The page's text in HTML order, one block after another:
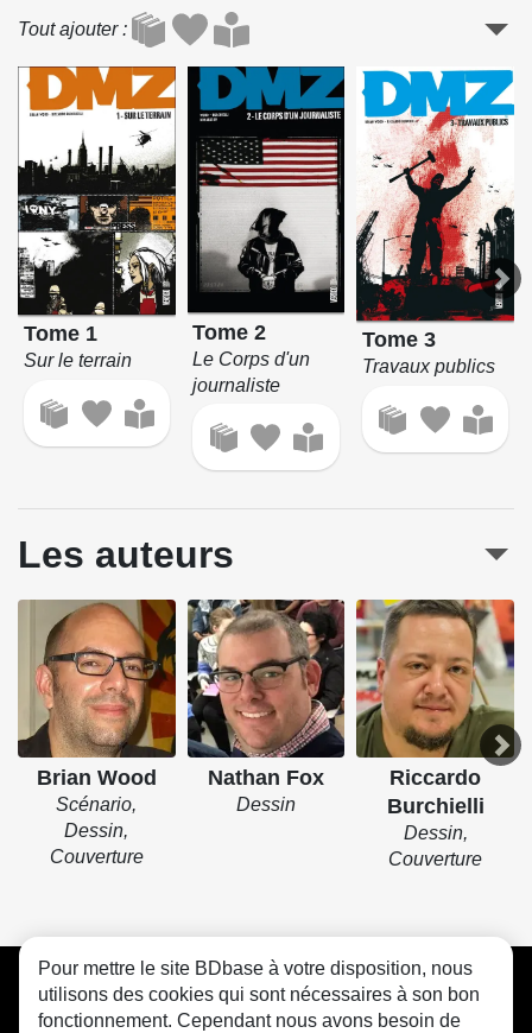
Tout ajouter
Tome 1
Sur le terrain
Tome 2
Le Corps d'un
journaliste
Tome 3
Travaux publics
Les auteurs
Brian Wood
Scénario,
Dessin,
Couverture
Nathan Fox
Dessin
Riccardo
Burchielli
Dessin,
Couverture
CGU FAQ Contact Cookies
Pour mettre le site BDbase à votre disposition, nous
utilisons des cookies qui sont nécessaires à son bon
fonctionnement. Cependant nous avons besoin de